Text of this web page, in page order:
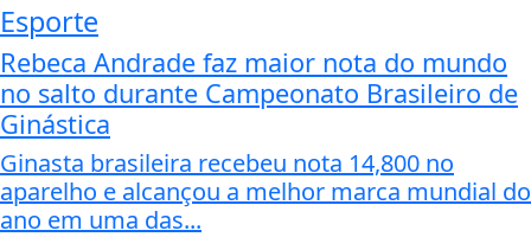
Esporte
Rebeca Andrade faz maior nota do mundo
no salto durante Campeonato Brasileiro de
Ginástica
Ginasta brasileira recebeu nota 14,800 no
aparelho e alcançou a melhor marca mundial do
ano em uma das...